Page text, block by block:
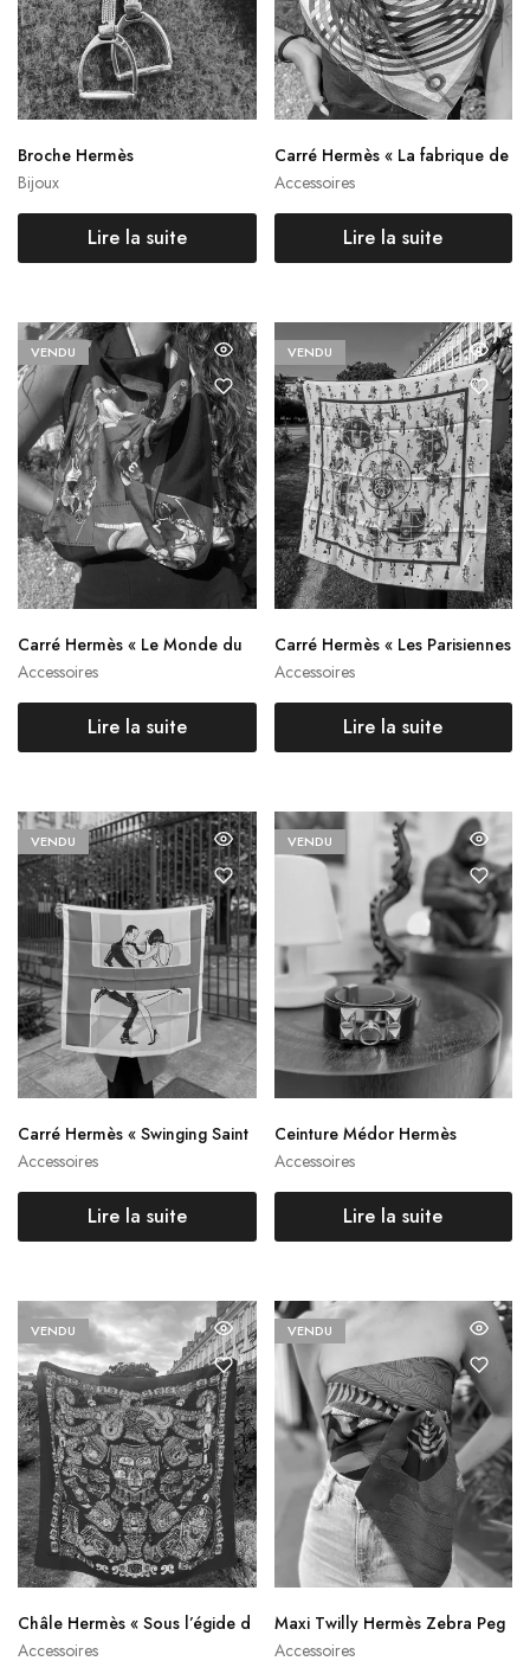
Bijoux
Broche Hermès
Lire la suite
Accessoires
Carré Hermès « La fabrique de
s rubans »
Lire la suite
VENDU
Accessoires
Carré Hermès « Le Monde du
Polo »
Lire la suite
VENDU
Accessoires
Carré Hermès « Les Parisiennes
»
Lire la suite
VENDU
Accessoires
Carré Hermès « Swinging Saint
Germain »
Lire la suite
VENDU
Accessoires
Ceinture Médor Hermès
Lire la suite
VENDU
Accessoires
Châle Hermès « Sous l’égide d
e Mars »
VENDU
Accessoires
Maxi Twilly Hermès Zebra Peg
asus